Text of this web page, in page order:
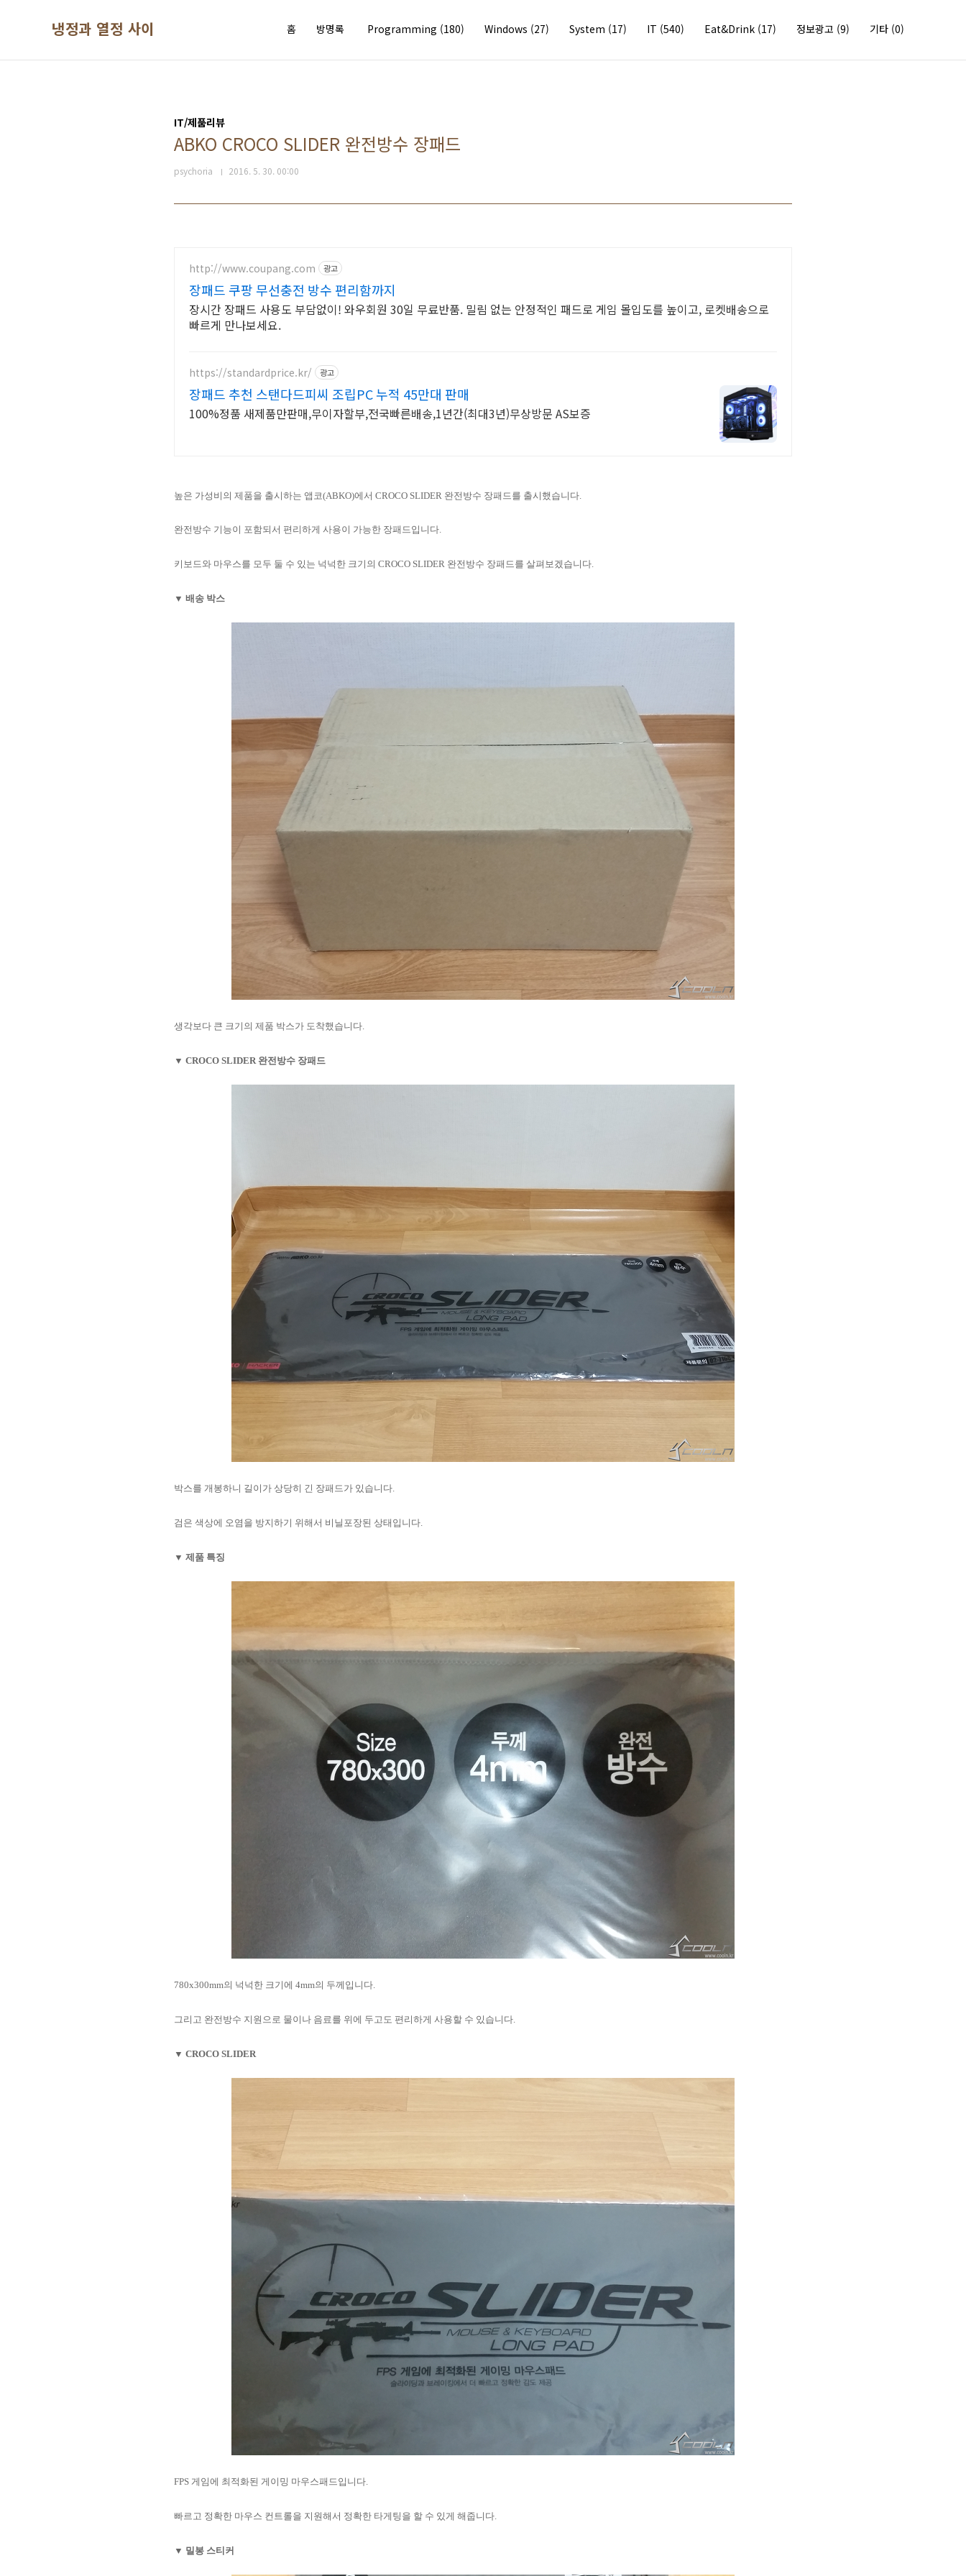
냉정과 열정 사이 홈 방명록 Programming (180) Windows (27) System (17) IT (540) Eat&Drink (17) 정보광고 (9) 기타 (0)
IT/제품리뷰
ABKO CROCO SLIDER 완전방수 장패드
psychoria 2016. 5. 30. 00:00
http://www.coupang.com 광고
장패드 쿠팡 무선충전 방수 편리함까지
장시간 장패드 사용도 부담없이! 와우회원 30일 무료반품. 밀림 없는 안정적인 패드로 게임 몰입도를 높이고, 로켓배송으로
빠르게 만나보세요.
https://standardprice.kr/ 광고
장패드 추천 스탠다드피씨 조립PC 누적 45만대 판매
100%정품 새제품만판매,무이자할부,전국빠른배송,1년간(최대3년)무상방문 AS보증
높은 가성비의 제품을 출시하는 앱코(ABKO)에서 CROCO SLIDER 완전방수 장패드를 출시했습니다.
완전방수 기능이 포함되서 편리하게 사용이 가능한 장패드입니다.
키보드와 마우스를 모두 둘 수 있는 넉넉한 크기의 CROCO SLIDER 완전방수 장패드를 살펴보겠습니다.
▼ 배송 박스
생각보다 큰 크기의 제품 박스가 도착했습니다.
▼ CROCO SLIDER 완전방수 장패드
박스를 개봉하니 길이가 상당히 긴 장패드가 있습니다.
검은 색상에 오염을 방지하기 위해서 비닐포장된 상태입니다.
▼ 제품 특징
780x300mm의 넉넉한 크기에 4mm의 두께입니다.
그리고 완전방수 지원으로 물이나 음료를 위에 두고도 편리하게 사용할 수 있습니다.
▼ CROCO SLIDER
FPS 게임에 최적화된 게이밍 마우스패드입니다.
빠르고 정확한 마우스 컨트롤을 지원해서 정확한 타게팅을 할 수 있게 해줍니다.
▼ 밀봉 스티커